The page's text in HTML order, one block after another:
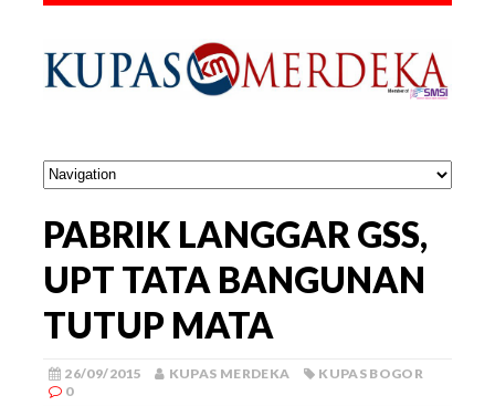
PABRIK LANGGAR GSS,
UPT TATA BANGUNAN
TUTUP MATA
26/09/2015 KUPAS MERDEKA
KUPAS BOGOR
0